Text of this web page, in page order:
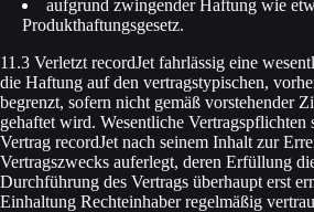
aufgrund zwingender Haftung wie
Produkthaftungsgesetz.
11.3 Verletzt recordJet fahrlässig eine
die Haftung auf den vertragstypischen,
begrenzt, sofern nicht gemäß vorstehender
gehaftet wird. Wesentliche Vertragspflichten
Vertrag recordJet nach seinem Inhalt zur
Vertragszwecks auferlegt, deren Erfüllung
Durchführung des Vertrags überhaupt erst
Einhaltung Rechteinhaber regelmäßig